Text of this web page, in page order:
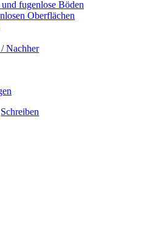
fugenlose Böden
Oberflächen
Nachher
Schreiben